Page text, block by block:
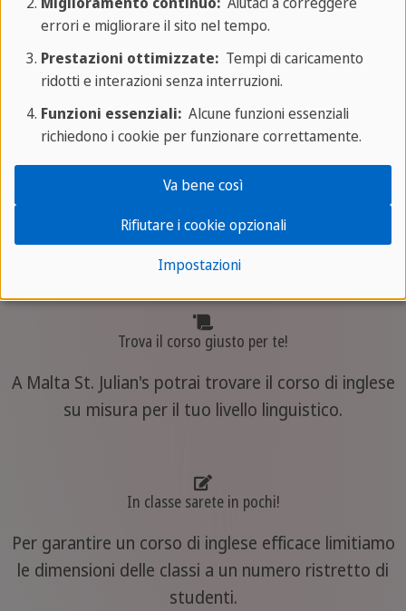
Corsi di inglese per ragazzi Malta St.
Paul
Trova il corso giusto per te!
A Malta St. Julian's potrai trovare il corso di inglese
su misura per il tuo livello linguistico.
In classe sarete in pochi!
Per garantire un corso di inglese efficace limitiamo
le dimensioni delle classi a un numero ristretto di
studenti.
errori e migliorare il sito nel tempo.
Prestazioni ottimizzate:Tempi di caricamento
ridotti e interazioni senza interruzioni.
Funzioni essenziali:Alcune funzioni essenziali
richiedono i cookie per funzionare correttamente.
Impostazioni
Rifiutare i cookie opzionali
Va bene così